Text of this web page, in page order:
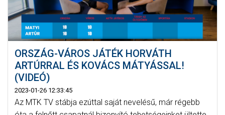
ORSZÁG-VÁROS JÁTÉK HORVÁTH
ARTÚRRAL ÉS KOVÁCS MÁTYÁSSAL!
(VIDEÓ)
2023-01-26 12:33:45
Az MTK TV stábja ezúttal saját nevelésű, már régebb